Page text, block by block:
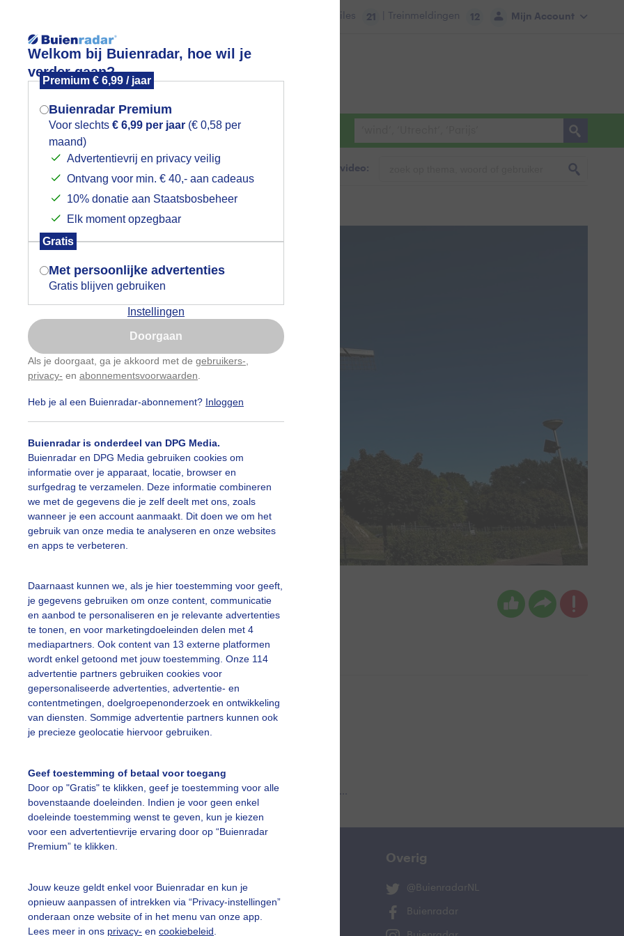
Welkom bij Buienradar, hoe wil je
verder gaan?
Premium € 6,99 / jaar
Buienradar Premium
Voor slechts € 6,99 per jaar (€ 0,58 per
maand)
Advertentievrij en privacy veilig
Ontvang voor min. € 40,- aan cadeaus
10% donatie aan Staatsbosbeheer
Elk moment opzegbaar
Gratis
Met persoonlijke advertenties
Gratis blijven gebruiken
Instellingen
Doorgaan
Als je doorgaat, ga je akkoord met de gebruikers-
privacy- en abonnementsvoorwaarden
Heb je al een Buienradar-abonnement? Inloggen
Buienradar is onderdeel van DPG Media.
Buienradar en DPG Media gebruiken cookies om
informatie over je apparaat, locatie, browser en
surfgedrag te verzamelen. Deze informatie combineren
we met de gegevens die je zelf deelt met ons, zoals
wanneer je een account aanmaakt. Dit doen we om het
gebruik van onze media te analyseren en onze websites
en apps te verbeteren.
Daarnaast kunnen we, als je hier toestemming voor geeft,
je gegevens gebruiken om onze content, communicatie
en aanbod te personaliseren en je relevante advertenties
te tonen, en voor marketingdoeleinden delen met 4
mediapartners. Ook content van 13 externe platformen
wordt enkel getoond met jouw toestemming. Onze 114
advertentie partners gebruiken cookies voor
gepersonaliseerde advertenties, advertentie- en
contentmetingen, doelgroepenonderzoek en ontwikkeling
van diensten. Sommige advertentie partners kunnen ook
je precieze geolocatie hiervoor gebruiken.
Geef toestemming of betaal voor toegang
Door op "Gratis" te klikken, geef je toestemming voor alle
bovenstaande doeleinden. Indien je voor geen enkel
doeleinde toestemming wenst te geven, kun je kiezen
voor een advertentievrije ervaring door op “Buienradar
Premium” te klikken.
Jouw keuze geldt enkel voor Buienradar en kun je
opnieuw aanpassen of intrekken via “Privacy-instellingen”
onderaan onze website of in het menu van onze app.
Lees meer in ons privacy- en cookiebeleid
Mijn Account
Files 21 | Treinmeldingen 12
Foto en video Weerzine
Zoeken in foto & video:
van Heythuysen
Anita Maes-Kuppens Gemaakt: 05-09-2023, 998x bekeken
Tropisch Warm Zon
slideshow
Een moment geduld aub...
vragen
De Bilt
Overig
@BuienradarNL
Buienradar
Mogen we je locatie gebruiken voor
het weer?
Indien je hier nog geen akkoord op hebt
gegeven, verschijnt er zo een pop-up uit
je browser waarin deze toestemming
gevraagd wordt.
Is goed, toon de popup
Nu niet, misschien later
Gebruik je Safari en wil je niet elke dag deze pop-up
Klikhierom dit aan te passen